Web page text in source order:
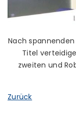
Nach
Titel
zweiten und
Zurück